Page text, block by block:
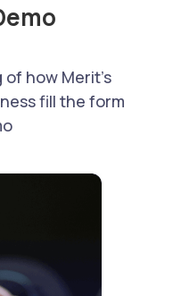
of how Merit's
fill the form